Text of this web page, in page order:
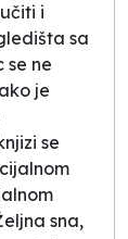
i
sa
se ne
je
se
sna,